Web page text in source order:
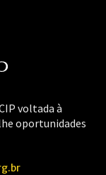
voltada à
oportunidades